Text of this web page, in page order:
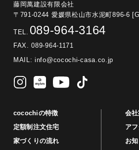
藤岡萬建設有限会社
〒791-0244 愛媛県松山市水泥町896-6
TEL. 089-964-3164
FAX. 089-964-1171
MAIL: info@cocochi-casa.co.jp
cocochiの特徴
定額制注文住宅
家づくりの流れ
会
ア
お